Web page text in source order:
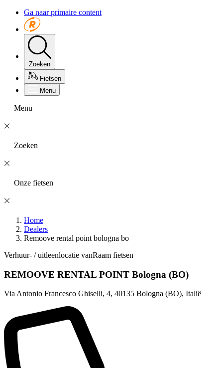
Ga naar primaire content
Zoeken
Fietsen
Menu
Menu
Zoeken
Onze fietsen
Home
Dealers
Remoove rental point bologna bo
Verhuur- / uitleenlocatie vanRaam fietsen
REMOOVE RENTAL POINT Bologna (BO)
Via Antonio Francesco Ghiselli, 4, 40135 Bologna (BO), Italië